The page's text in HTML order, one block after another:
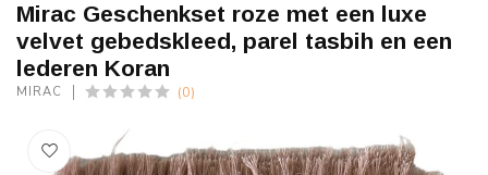
Mirac Geschenkset roze met een luxe
velvet gebedskleed, parel tasbih en een
lederen Koran
MIRAC (0)